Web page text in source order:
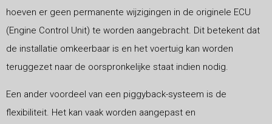
hoeven er geen permanente wijzigingen in de originele ECU
(Engine Control Unit) te worden aangebracht. Dit betekent dat
de installatie omkeerbaar is en het voertuig kan worden
teruggezet naar de oorspronkelijke staat indien nodig.
Een ander voordeel van een piggyback-systeem is de
flexibiliteit. Het kan vaak worden aangepast en